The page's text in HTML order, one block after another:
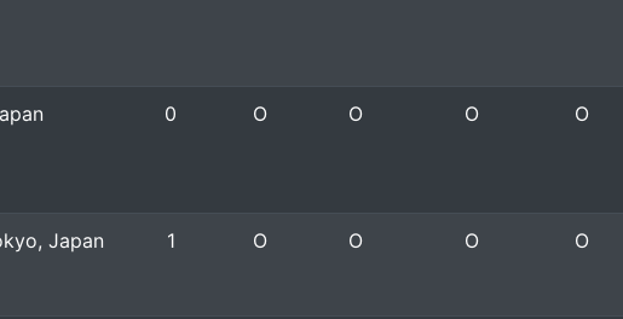
0 O O O O
Japan 1 O O O O